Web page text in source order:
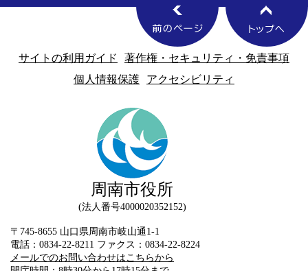
サイトの利用ガイド
著作権・セキュリティ・免責事項
個人情報保護
アクセシビリティ
周南市役所
法人番号4000020352152
〒745-8655 山口県周南市岐山通1-1
電話：0834-22-8211 ファクス：0834-22-8224
メールでのお問い合わせはこちらから